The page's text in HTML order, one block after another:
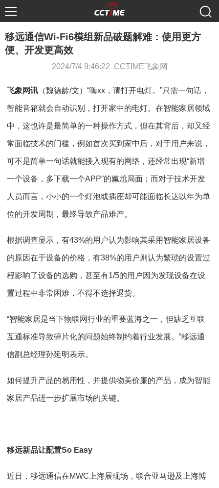
移远通信Wi-Fi6模组新品破题解难：使用更方
便、开发更高效
2024/7/4 9:46:22 CCTIME飞象网
飞象网讯 （魏德龄/文）“嗨xx，请打开电灯。”只需一句话，
智能音箱就会自动识别，打开家中的电灯。在智能家居领域
中，这也许是最简单的一种操作方式，但在其背后，却又经
常面临技术的门槛，例如首次买到家中后，对于用户来说，
可不是简单一句话就能接入现有的网络，还经常出现“新增
一个设备，多下载一个APP”的尴尬局面；而对于技术开发
人员而言，小小的一个灯泡或插座却可能面临长达以年为单
位的开发周期，最终导致产品难产。
根据调查显示，有43%的用户认为影响其采用智能家居设备
的原因在于设备的价格，有38%的用户则认为繁琐的设置过
程影响了设备的选购，甚至有1/5的用户因为发现设备在设
置过程中非常困难，不得不选择退货。
“智能家居是当下物联网行业的重要蓝海之一，但缺乏互联
互通标准导致碎片化的问题始终制约着行业发展。”移远通
信副总经理孙延明表示。
如何提升产品的易用性，并提供物美价廉的产品，成为智能
家居产品进一步扩展市场的关键。
移远新品让配置So Easy
近日，移远通信在MWC上海展现场，联合亚马逊及上海博